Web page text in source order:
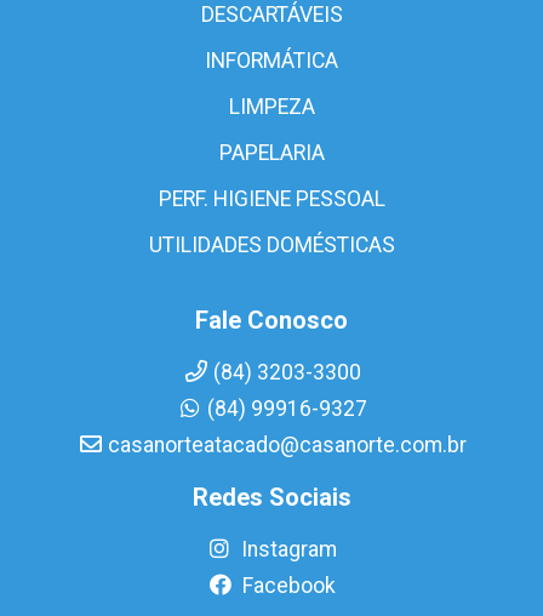
DESCARTÁVEIS
INFORMÁTICA
LIMPEZA
PAPELARIA
PERF. HIGIENE PESSOAL
UTILIDADES DOMÉSTICAS
Fale Conosco
(84) 3203-3300
(84) 99916-9327
casanorteatacado@casanorte.com.br
Redes Sociais
Instagram
Facebook